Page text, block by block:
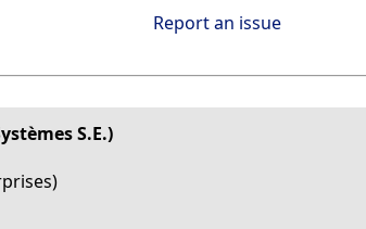
Report an issue
S.E.)